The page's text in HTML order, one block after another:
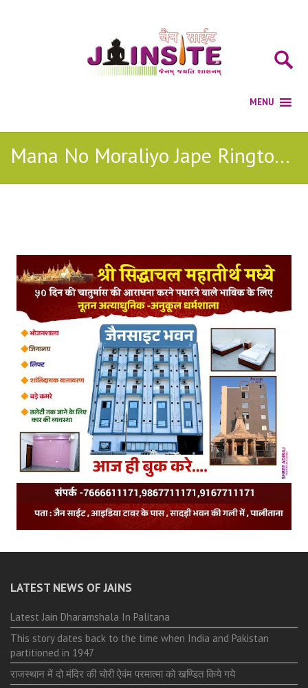
Mana No Moraliyo Jape Ringtone Download
LATEST NEWS OF JAINS
Latest Jain Dharamshala In Palitana
This story dates back to the time when India and Pakistan
partitioned in 1947
राजस्थान में दो मंदिर की चोरी ऐवंम परमात्मा को खण्डित किये गये